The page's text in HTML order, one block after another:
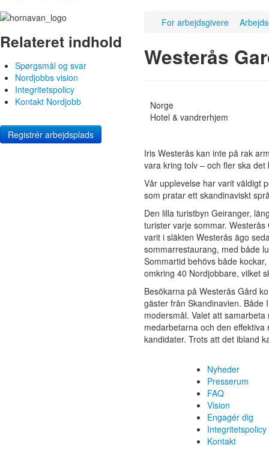
Relateret indhold
Spørgsmål og svar
Nordjobbs vision
Integritetspolicy
Kontakt Nordjobb
Registrér arbejdsplads
For arbejdsgivere
Westerås
Norge
Hotel & vandrerhjem
Iris Westerås kan inte på rak
vara kring tolv – och fler ska det
Vår upplevelse har varit väldigt
som pratar ett skandinaviskt
Den lilla turistbyn Geiranger,
turister varje sommar.
varit i släkten Westerås ägo
sommarrestaurang, med både
Sommartid behövs både
omkring 40 Nordjobbare, vilket
Besökarna på Westerås Gård
gäster från Skandinavien. Både
modersmål. Valet att
medarbetarna och den
kandidater. Trots att det ibland
Nyheder
Presserum
FAQ
Vision
Engagér dig
Integritetspolicy
Kontakt